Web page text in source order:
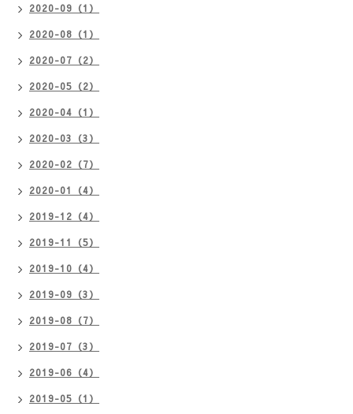
2020-09（1）
2020-08（1）
2020-07（2）
2020-05（2）
2020-04（1）
2020-03（3）
2020-02（7）
2020-01（4）
2019-12（4）
2019-11（5）
2019-10（4）
2019-09（3）
2019-08（7）
2019-07（3）
2019-06（4）
2019-05（1）